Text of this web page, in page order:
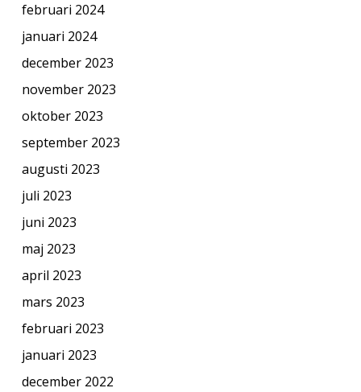
februari 2024
januari 2024
december 2023
november 2023
oktober 2023
september 2023
augusti 2023
juli 2023
juni 2023
maj 2023
april 2023
mars 2023
februari 2023
januari 2023
december 2022